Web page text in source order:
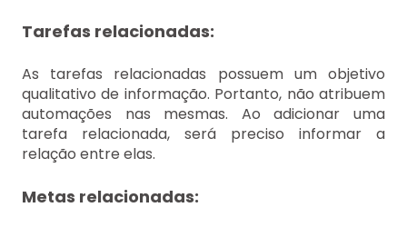
Tarefas relacionadas:
As tarefas relacionadas possuem um objetivo
qualitativo de informação. Portanto, não atribuem
automações nas mesmas. Ao adicionar uma
tarefa relacionada, será preciso informar a
relação entre elas.
Metas relacionadas: